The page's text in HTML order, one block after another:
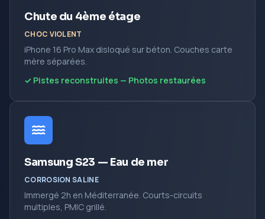
Chute du 4ème étage
CHOC VIOLENT
iPhone 16 Pro Max disloqué sur béton. Couches carte
mère séparées.
✓ Pistes reconstruites — Photos restaurées
Samsung S23 — Eau de mer
CORROSION SALINE
Immergé 2h en Méditerranée. Courts-circuits
multiples, PMIC grillé.